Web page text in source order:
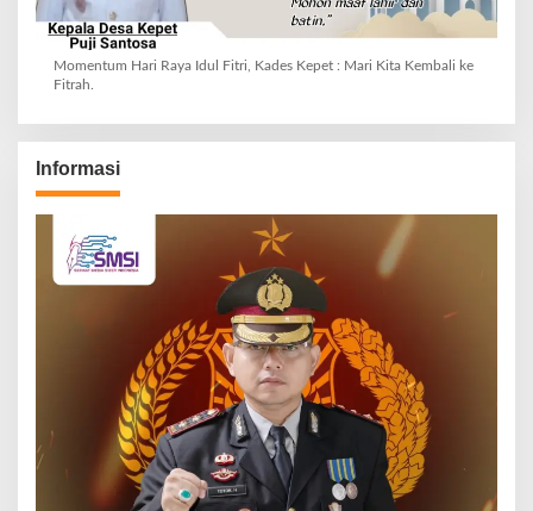
Momentum Hari Raya Idul Fitri, Kades Kepet : Mari Kita Kembali ke
Fitrah.
Informasi